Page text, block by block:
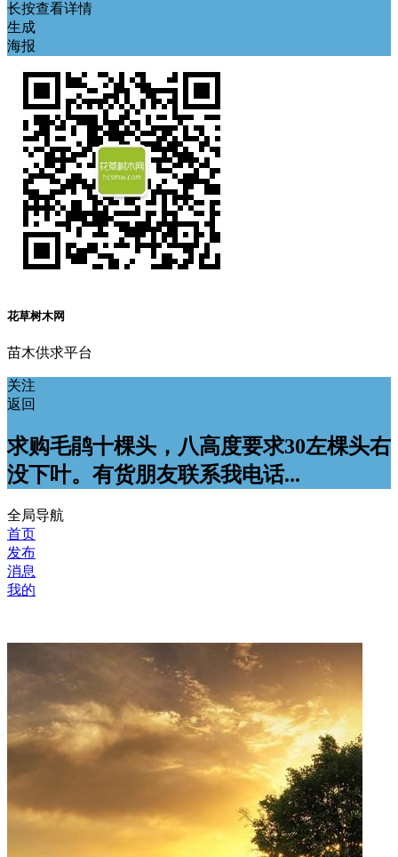
长按查看详情
生成
海报
花草树木网
苗木供求平台
关注
返回
求购毛鹃十棵头，八高度要求30左棵头右
没下叶。有货朋友联系我电话...
全局导航
首页
发布
消息
我的